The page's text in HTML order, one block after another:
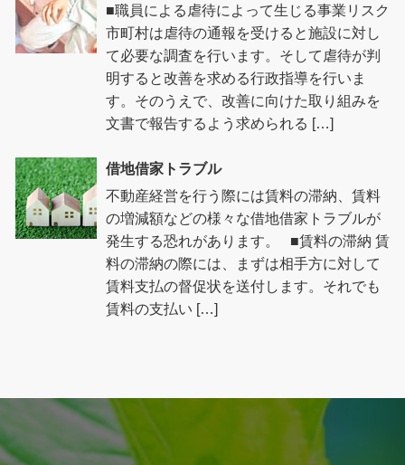
■職員による虐待によって生じる事業リスク
市町村は虐待の通報を受けると施設に対し
て必要な調査を行います。そして虐待が判
明すると改善を求める行政指導を行いま
す。そのうえで、改善に向けた取り組みを
文書で報告するよう求められる […]
借地借家トラブル
不動産経営を行う際には賃料の滞納、賃料
の増減額などの様々な借地借家トラブルが
発生する恐れがあります。 ■賃料の滞納 賃
料の滞納の際には、まずは相手方に対して
賃料支払の督促状を送付します。それでも
賃料の支払い […]